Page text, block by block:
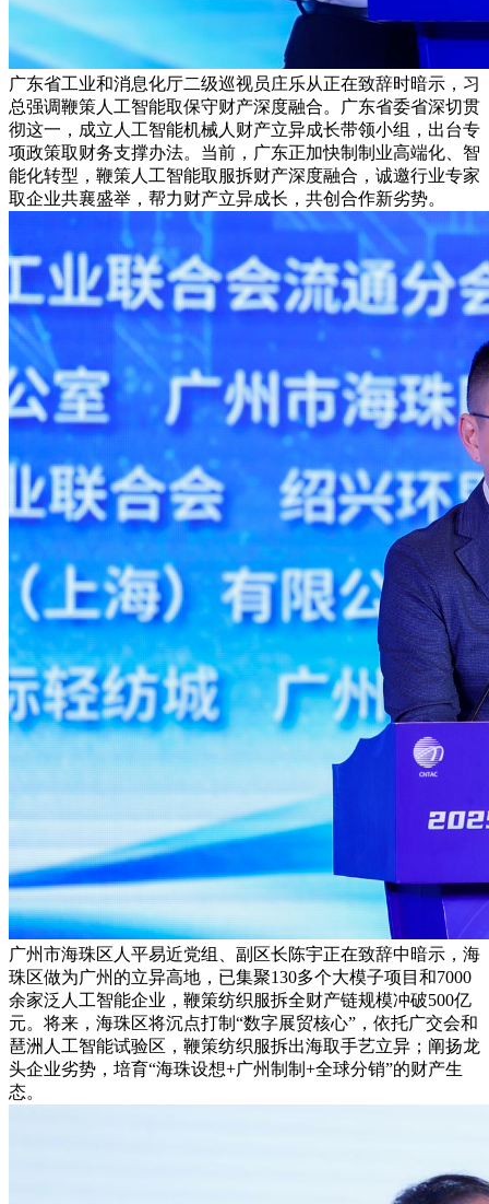
广东省工业和消息化厅二级巡视员庄乐从正在致辞时暗示，习
总强调鞭策人工智能取保守财产深度融合。广东省委省深切贯
彻这一，成立人工智能机械人财产立异成长带领小组，出台专
项政策取财务支撑办法。当前，广东正加快制制业高端化、智
能化转型，鞭策人工智能取服拆财产深度融合，诚邀行业专家
取企业共襄盛举，帮力财产立异成长，共创合作新劣势。
广州市海珠区人平易近党组、副区长陈宇正在致辞中暗示，海
珠区做为广州的立异高地，已集聚130多个大模子项目和7000
余家泛人工智能企业，鞭策纺织服拆全财产链规模冲破500亿
元。将来，海珠区将沉点打制“数字展贸核心”，依托广交会和
琶洲人工智能试验区，鞭策纺织服拆出海取手艺立异；阐扬龙
头企业劣势，培育“海珠设想+广州制制+全球分销”的财产生
态。